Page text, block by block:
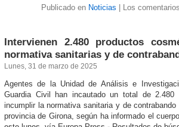
Publicado en Noticias Los
Intervienen 2.480 productos
normativa sanitarias y de
Lunes, 31 de marzo de 2025
Agentes de la Unidad de Análisis e
Guardia Civil han incautado un total de 2.480
incumplir la normativa sanitaria y de
provincia de Girona, según ha informado el